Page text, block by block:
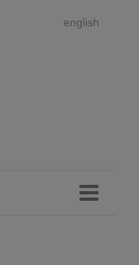
english